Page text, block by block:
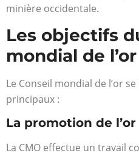
minière occidentale.
Les objectifs
mondial de
Le Conseil mondial de l’or
principaux :
La promotion de l’or
La CMO effectue un travail